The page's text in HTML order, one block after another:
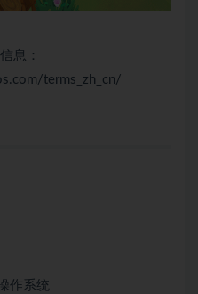
息：
terms_zh_cn/
作系统